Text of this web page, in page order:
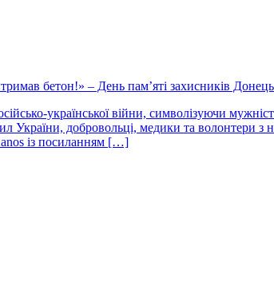
бетон!» – День пам’яті захисників
української війни, символізуючи
України, добровольці, медики та волонтери з
із посиланням […]